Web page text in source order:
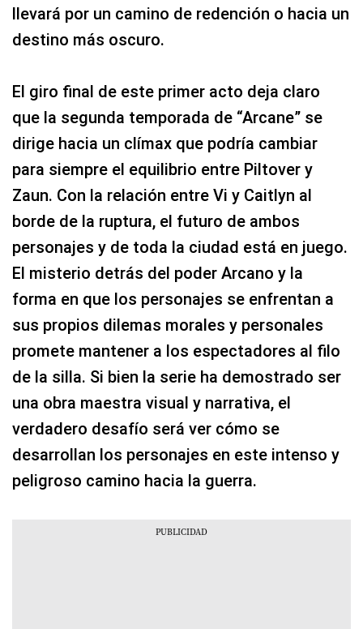
llevará por un camino de redención o hacia un
destino más oscuro.
El giro final de este primer acto deja claro
que la segunda temporada de “Arcane” se
dirige hacia un clímax que podría cambiar
para siempre el equilibrio entre Piltover y
Zaun. Con la relación entre Vi y Caitlyn al
borde de la ruptura, el futuro de ambos
personajes y de toda la ciudad está en juego.
El misterio detrás del poder Arcano y la
forma en que los personajes se enfrentan a
sus propios dilemas morales y personales
promete mantener a los espectadores al filo
de la silla. Si bien la serie ha demostrado ser
una obra maestra visual y narrativa, el
verdadero desafío será ver cómo se
desarrollan los personajes en este intenso y
peligroso camino hacia la guerra.